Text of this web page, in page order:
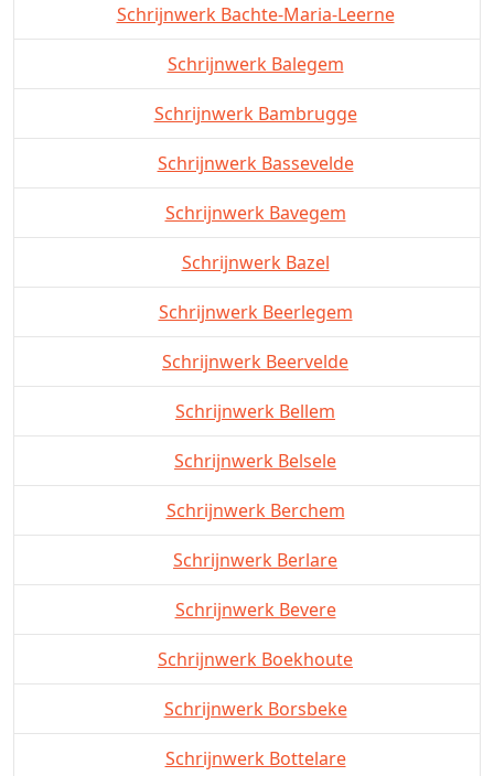
Schrijnwerk Bachte-Maria-Leerne
Schrijnwerk Balegem
Schrijnwerk Bambrugge
Schrijnwerk Bassevelde
Schrijnwerk Bavegem
Schrijnwerk Bazel
Schrijnwerk Beerlegem
Schrijnwerk Beervelde
Schrijnwerk Bellem
Schrijnwerk Belsele
Schrijnwerk Berchem
Schrijnwerk Berlare
Schrijnwerk Bevere
Schrijnwerk Boekhoute
Schrijnwerk Borsbeke
Schrijnwerk Bottelare